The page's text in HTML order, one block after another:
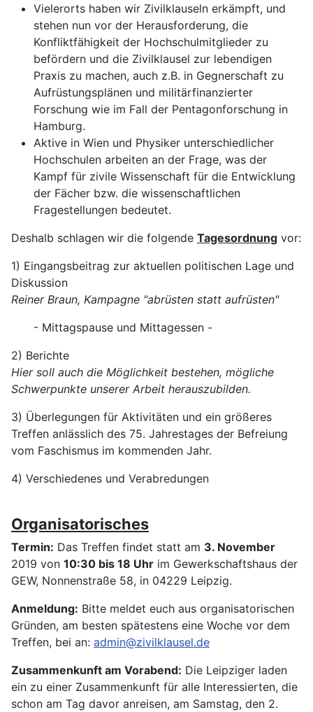
Vielerorts haben wir Zivilklauseln erkämpft, und
stehen nun vor der Herausforderung, die
Konfliktfähigkeit der Hochschulmitglieder zu
befördern und die Zivilklausel zur lebendigen
Praxis zu machen, auch z.B. in Gegnerschaft zu
Aufrüstungsplänen und militärfinanzierter
Forschung wie im Fall der Pentagonforschung in
Hamburg.
Aktive in Wien und Physiker unterschiedlicher
Hochschulen arbeiten an der Frage, was der
Kampf für zivile Wissenschaft für die Entwicklung
der Fächer bzw. die wissenschaftlichen
Fragestellungen bedeutet.
Deshalb schlagen wir die folgende Tagesordnung vor:
1) Eingangsbeitrag zur aktuellen politischen Lage und
Diskussion
Reiner Braun, Kampagne "abrüsten statt aufrüsten"
- Mittagspause und Mittagessen -
2) Berichte
Hier soll auch die Möglichkeit bestehen, mögliche
Schwerpunkte unserer Arbeit herauszubilden.
3) Überlegungen für Aktivitäten und ein größeres
Treffen anlässlich des 75. Jahrestages der Befreiung
vom Faschismus im kommenden Jahr.
4) Verschiedenes und Verabredungen
Organisatorisches
Termin: Das Treffen findet statt am 3. November
2019 von 10:30 bis 18 Uhr im Gewerkschaftshaus der
GEW, Nonnenstraße 58, in 04229 Leipzig.
Anmeldung: Bitte meldet euch aus organisatorischen
Gründen, am besten spätestens eine Woche vor dem
Treffen, bei an: admin@zivilklausel.de
Zusammenkunft am Vorabend: Die Leipziger laden
ein zu einer Zusammenkunft für alle Interessierten, die
schon am Tag davor anreisen, am Samstag, den 2.